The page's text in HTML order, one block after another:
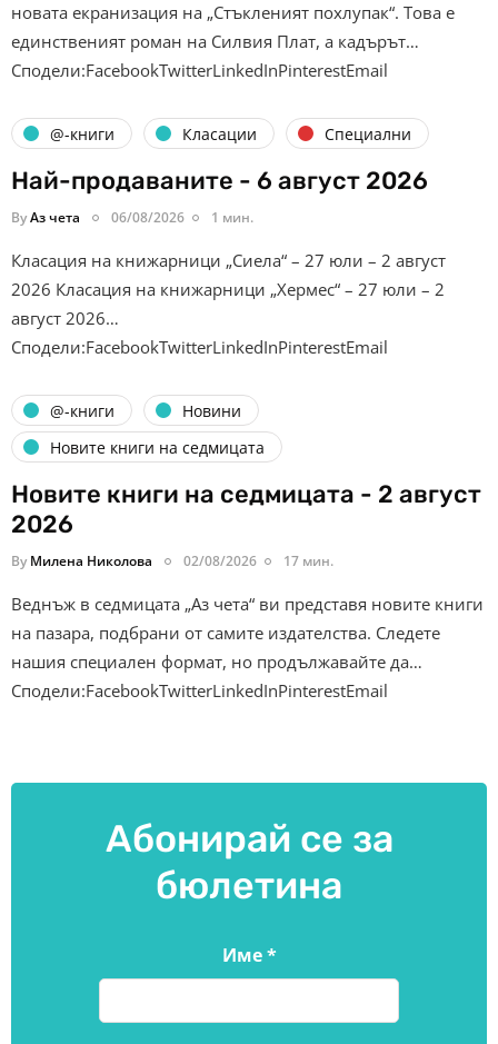
новата екранизация на „Стъкленият похлупак“. Това е
единственият роман на Силвия Плат, а кадърът…
Сподели:FacebookTwitterLinkedInPinterestEmail
@-книги Класации Специални
Най-продаваните - 6 август 2026
ByАз чета 06/08/2026 1 мин.
Класация на книжарници „Сиела“ – 27 юли – 2 август
2026 Класация на книжарници „Хермес“ – 27 юли – 2
август 2026…
Сподели:FacebookTwitterLinkedInPinterestEmail
@-книги
Новини
Новите книги на седмицата
Новите книги на седмицата - 2 август
2026
By Милена Николова 02/08/2026 17 мин.
Веднъж в седмицата „Аз чета“ ви представя новите книги
на пазара, подбрани от самите издателства. Следете
нашия специален формат, но продължавайте да…
Сподели:FacebookTwitterLinkedInPinterestEmail
Абонирай се за
бюлетина
Име*